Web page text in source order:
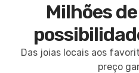
Milhões
Das joias locais aos
preço